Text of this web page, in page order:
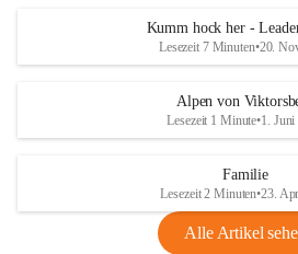
Kumm hock her -
Lesezeit 7 Minuten•20.
Alpen von
Lesezeit 1 Minute•1.
Familie
Lesezeit 2 Minuten•23.
Alle Artikel